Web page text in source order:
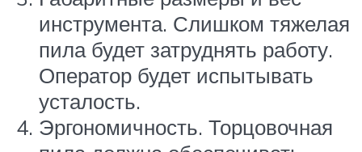
инструмента. Слишком тяжелая
пила будет затруднять работу.
Оператор будет испытывать
усталость.
Эргономичность. Торцовочная